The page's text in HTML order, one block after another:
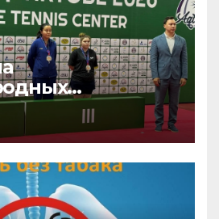
тенниса ПОДА